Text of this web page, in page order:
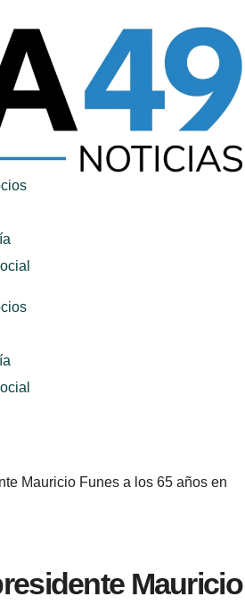
Mauricio Funes a los 65 años en
Mauricio